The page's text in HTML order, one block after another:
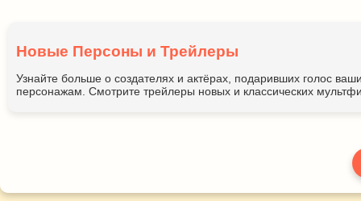
Новые Персоны и Трейлеры
Узнайте больше о создателях и актёрах, подаривших голос
персонажам. Смотрите трейлеры новых и классических